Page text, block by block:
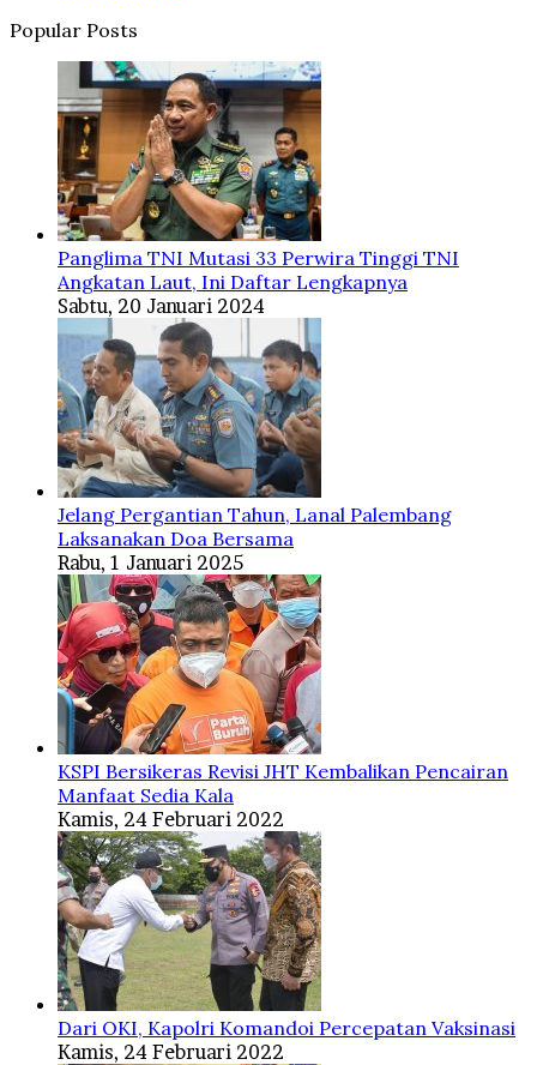
Popular Posts
Panglima TNI Mutasi 33 Perwira Tinggi TNI
Angkatan Laut, Ini Daftar Lengkapnya
Sabtu, 20 Januari 2024
Jelang Pergantian Tahun, Lanal Palembang
Laksanakan Doa Bersama
Rabu, 1 Januari 2025
KSPI Bersikeras Revisi JHT Kembalikan Pencairan
Manfaat Sedia Kala
Kamis, 24 Februari 2022
Dari OKI, Kapolri Komandoi Percepatan Vaksinasi
Kamis, 24 Februari 2022